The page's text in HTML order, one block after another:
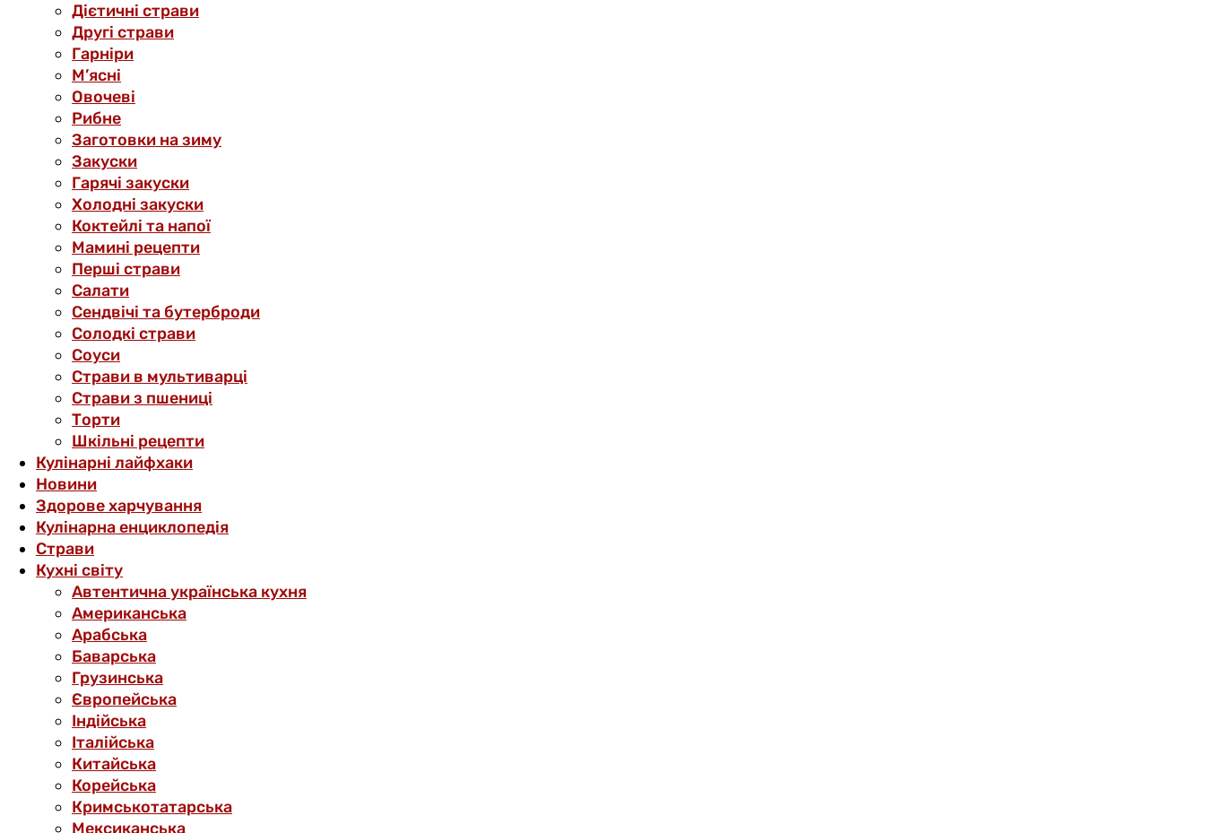
Дієтичні страви
Другі страви
Гарніри
М’ясні
Овочеві
Рибне
Заготовки на зиму
Закуски
Гарячі закуски
Холодні закуски
Коктейлі та напої
Мамині рецепти
Перші страви
Салати
Сендвічі та бутерброди
Солодкі страви
Соуси
Страви в мультиварці
Страви з пшениці
Торти
Шкільні рецепти
Кулінарні лайфхаки
Новини
Здорове харчування
Кулінарна енциклопедія
Страви
Кухні світу
Автентична українська кухня
Американська
Арабська
Баварська
Грузинська
Європейська
Індійська
Італійська
Китайська
Корейська
Кримськотатарська
Мексиканська